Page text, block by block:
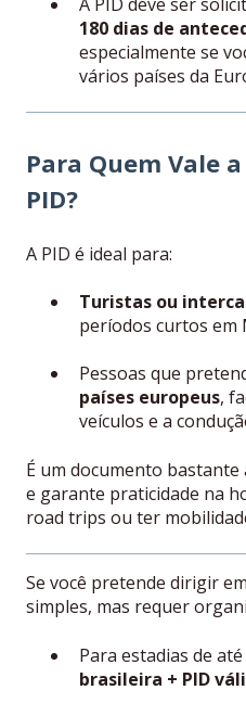
180 dias de
especialmente se
vários países da
Para Quem Vale
PID?
A PID é ideal para:
Turistas ou
períodos curtos em
Pessoas que
países europeus,
veículos e a
É um documento
e garante praticidade na
road trips ou ter
Se você pretende dirigir
simples, mas requer
Para estadias de até
brasileira + PID